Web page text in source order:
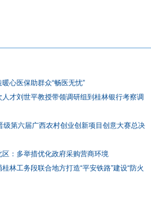
心医保助群众“畅医无忧”
人才刘世平教授带领调研组到桂林银行考察调
级第六届广西农村创业创新项目创意大赛总决
区：多举措优化政府采购营商环境
桂林工务段联合地方打造“平安铁路”建设“防火